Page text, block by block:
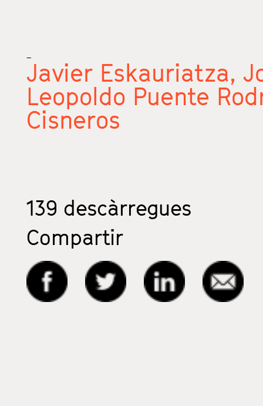
_
Javier Eskauriatza,
Leopoldo Puente
Cisneros
139 descàrregues
Compartir